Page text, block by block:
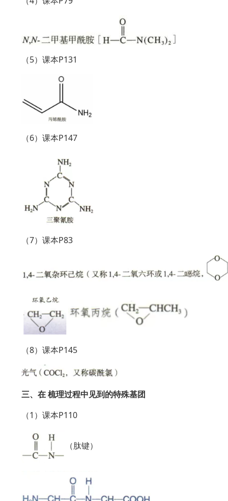
（5）课本P131
（6）课本P147
（7）课本P83
（8）课本P145
三、在 梳理过程中见到的特殊基团
（1）课本P110
（肽键）